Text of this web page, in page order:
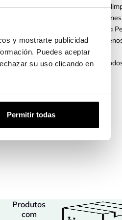
y mostrarte publicidad
Puedes aceptar
su uso clicando en
Permitir todas
de calidad en tu móvil. Kit de
templado en perfectas
tu domicilio en 48H, si estás en la
tendrás tu pedido en
lo recibas!
tenemos diferentes
Produtos
com